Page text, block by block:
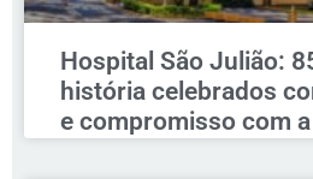
Hospital São Julião:
história celebrados
e compromisso com